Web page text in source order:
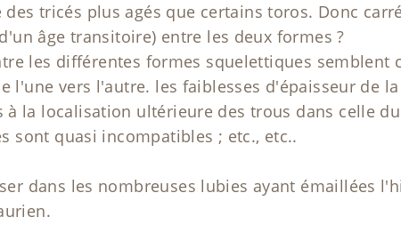
tricés plus agés que certains toros. Donc
âge transitoire) entre les deux formes ?
les différentes formes squelettiques semblent
l'une vers l'autre. les faiblesses d'épaisseur de
la localisation ultérieure des trous dans celle
sont quasi incompatibles ; etc., etc..
dans les nombreuses lubies ayant émaillées